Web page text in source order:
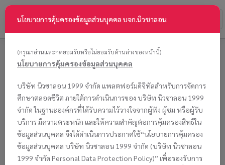
นโยบายการคุ้มครองข้อมูลส่วนบุคคล บจก.นิวซาลอน
(กรุณาอ่านและกดยอมรับหรือไม่ยอมรับด้านล่างของหน้านี้)
นโยบายการคุ้มครองข้อมูลส่วนบุคคล
บริษัท นิวซาลอน 1999 จำกัด แพลตฟอร์มดิจิทัลสำหรับการจัดการ
ศึกษาตลอดชีวิต ภายใต้การดำเนินการของ บริษัท นิวซาลอน 1999
จำกัด ในฐานะองค์กรที่ได้รับความไว้วางใจจากผู้ฟัง ผู้ชม หรือผู้รับ
บริการ มีความตระหนัก และให้ความสำคัญต่อการคุ้มครองสิทธิใน
ข้อมูลส่วนบุคคล จึงได้ดำเนินการประกาศใช้“นโยบายการคุ้มครอง
ข้อมูลส่วนบุคคล บริษัท นิวซาลอน 1999 จำกัด (บริษัท นิวซาลอน
1999 จำกัด Personal Data Protection Policy)” เพื่อรองรับการ